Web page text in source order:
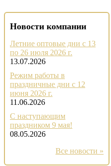
Новости компании
Летние оптовые дни с 13
по 26 июля 2026 г.
13.07.2026
Режим работы в
праздничные дни с 12
июня 2026 г.
11.06.2026
С наступающим
праздником 9 мая!
08.05.2026
Все новости »